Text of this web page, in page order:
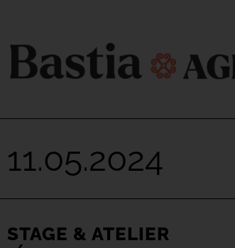
11.05.2024
STAGE & ATELIER